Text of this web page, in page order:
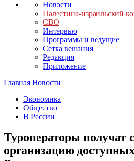
Новости
Палестино-израильский
СВО
Интервью
Программы и ведущие
Сетка вещания
Редакция
Приложение
Главная Новости
Экономика
Общество
В России
Туроператоры получат
организацию